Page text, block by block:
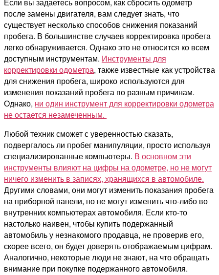
Если вы задаетесь вопросом, как сбросить одометр
после замены двигателя, вам следует знать, что
существует несколько способов снижения показаний
пробега. В большинстве случаев корректировка пробега
легко обнаруживается. Однако это не относится ко всем
доступным инструментам. Инструменты для
корректировки одометра, также известные как устройства
для снижения пробега, широко используются для
изменения показаний пробега по разным причинам.
Однако, ни один инструмент для корректировки одометра
не остается незамеченным.
Любой техник сможет с уверенностью сказать,
подвергалось ли пробег манипуляции, просто используя
специализированные компьютеры. В основном эти
инструменты влияют на цифры на одометре, но не могут
ничего изменить в записях, хранящихся в автомобиле.
Другими словами, они могут изменить показания пробега
на приборной панели, но не могут изменить что-либо во
внутренних компьютерах автомобиля. Если кто-то
настолько наивен, чтобы купить подержанный
автомобиль у незнакомого продавца, не проверив его,
скорее всего, он будет доверять отображаемым цифрам.
Аналогично, некоторые люди не знают, на что обращать
внимание при покупке подержанного автомобиля.